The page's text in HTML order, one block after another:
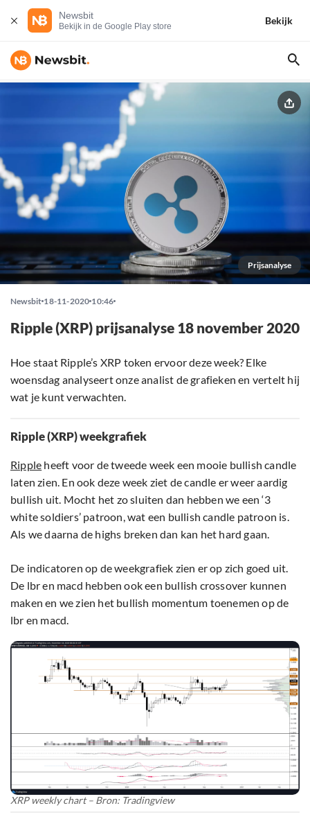
Newsbit
Bekijk in de Google Play store
Bekijk
Prijsanalyse
Newsbit 18-11-2020 10:46
Ripple (XRP) prijsanalyse 18 november 2020
Hoe staat Ripple’s XRP token ervoor deze week? Elke
woensdag analyseert onze analist de grafieken en vertelt hij
wat je kunt verwachten.
Ripple (XRP) weekgrafiek
Ripple heeft voor de tweede week een mooie bullish candle
laten zien. En ook deze week ziet de candle er weer aardig
bullish uit. Mocht het zo sluiten dan hebben we een ‘3
white soldiers’ patroon, wat een bullish candle patroon is.
Als we daarna de highs breken dan kan het hard gaan.
De indicatoren op de weekgrafiek zien er op zich goed uit.
De lbr en macd hebben ook een bullish crossover kunnen
maken en we zien het bullish momentum toenemen op de
lbr en macd.
XRP weekly chart – Bron: Tradingview